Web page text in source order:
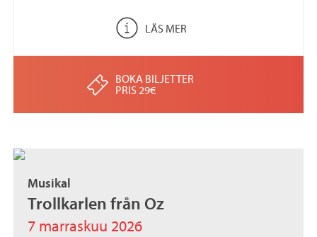
LÄS MER
BOKA BILJETTER
PRIS 29€
Musikal
Trollkarlen från Oz
7 marraskuu 2026